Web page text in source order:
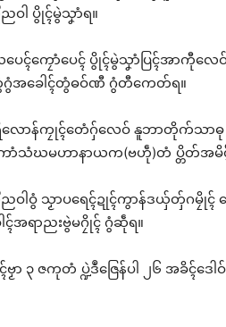
Related
မုညးတအ်
ဂး – စပ်
In "Vox
ဝါ ပွိုၚ်မွဲသၞာံရ။
ေၚ်ကၠောံပေၚ် ပွိုၚ်မွဲသၞာံပြၚ်အာကီုလ
ခေါၚ်တွံဓဝ်ဏီ ဂွံတီကေတ်ရ။
ရဳလောန်ကၠုၚ်တေံဂှ်လေဝ် နူဘာတိုက်သာ
ာံသံဃမဟာနာယက(ဗဟဵု)တံ ပ္တိတ်
ညဝါဝွံ သၟာပရေၚ်ဍုၚ်ကွာန်ဒယှ်တှ်ဂ
အရာညးဗွဲမဂၠိုၚ် ဂွံဆဵုရ။
ဗၟာ ၃ ဇကုတံ ပ္ဍဲဒဳဇြေန်ပါ ၂၆ အခိ